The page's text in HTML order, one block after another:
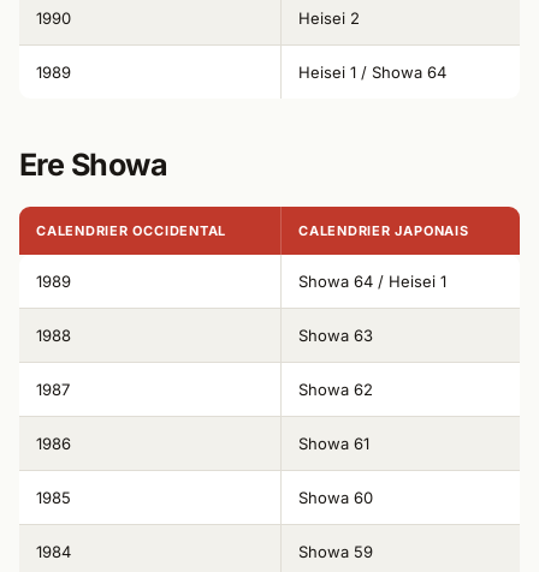
1990 Heisei 2
1989 Heisei 1 / Showa 64
Ere Showa
CALENDRIER OCCIDENTAL CALENDRIER JAPONAIS
1989 Showa 64 / Heisei 1
1988 Showa 63
1987 Showa 62
1986 Showa 61
1985 Showa 60
1984 Showa 59